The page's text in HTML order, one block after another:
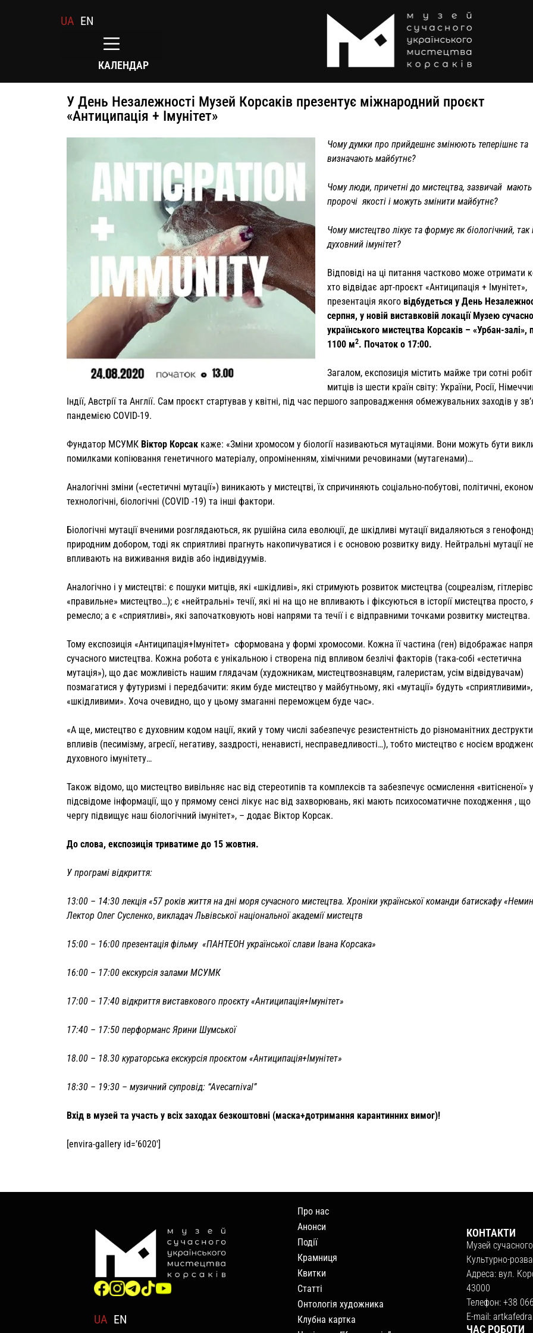
UA EN
КАЛЕНДАР
У День Незалежності Музей Корсаків презентує міжнародний проєкт
«Антиципація + Імунітет»
Чому думки про прийдешнє змінюють теперішнє та
визначають майбутнє?
Чому люди, причетні до мистецтва, зазвичай мають
пророчі якості і можуть змінити майбутнє?
Чому мистецтво лікує та формує як біологічний, так
духовний імунітет?
Відповіді на ці питання частково може отримати
хто відвідає арт-проєкт «Антиципація + Імунітет»,
презентація якого відбудеться у День
серпня, у новій виставковій локації Музею
українського мистецтва Корсаків – «Урбан-
1100 м2. Початок о 17:00.
Загалом, експозиція містить майже три сотні
митців із шести країн світу: України, Росії,
Індії, Австрії та Англії. Сам проєкт стартував у квітні, під час першого запровадження обмежувальних заходів у
пандемією COVID-19.
Фундатор МСУМК Віктор Корсак каже: «Зміни хромосом у біології називаються мутаціями. Вони можуть бути
помилками копіювання генетичного матеріалу, опроміненням, хімічними речовинами (мутагенами)…
Аналогічні зміни («естетичні мутації») виникають у мистецтві, їх спричиняють соціально-побутові, політичні,
технологічні, біологічні (COVID -19) та інші фактори.
Біологічні мутації вченими розглядаються, як рушійна сила еволюції, де шкідливі мутації видаляються з
природним добором, тоді як сприятливі прагнуть накопичуватися і є основою розвитку виду. Нейтральні мутації не
впливають на виживання видів або індивідуумів.
Аналогічно і у мистецтві: є пошуки митців, які «шкідливі», які стримують розвиток мистецтва (соцреалізм,
«правильне» мистецтво…); є «нейтральні» течії, які ні на що не впливають і фіксуються в історії мистецтва просто,
ремесло; а є «сприятливі», які започатковують нові напрями та течії і є відправними точками розвитку мистецтва.
Тому експозиція «Антиципація+Імунітет» сформована у формі хромосоми. Кожна її частина (ген) відображає
сучасного мистецтва. Кожна робота є унікальною і створена під впливом безлічі факторів (така-собі «естетична
мутація»), що дає можливість нашим глядачам (художникам, мистецтвознавцям, галеристам, усім відвідувачам)
позмагатися у футуризмі і передбачити: яким буде мистецтво у майбутньому, які «мутації» будуть «сприятливими»,
«шкідливими». Хоча очевидно, що у цьому змаганні переможцем буде час».
«А ще, мистецтво є духовним кодом нації, який у тому числі забезпечує резистентність до різноманітних
впливів (песимізму, агресії, негативу, заздрості, ненависті, несправедливості…), тобто мистецтво є носієм
духовного імунітету…
Також відомо, що мистецтво вивільняє нас від стереотипів та комплексів та забезпечує осмислення «витісненої» у
підсвідоме інформації, що у прямому сенсі лікує нас від захворювань, які мають психосоматичне походження ,
чергу підвищує наш біологічний імунітет», – додає Віктор Корсак.
До слова, експозиція триватиме до 15 жовтня.
У програмі відкриття:
13:00 – 14:30 лекція «57 років життя на дні моря сучасного мистецтва. Хроніки української команди батискафу
Лектор Олег Сусленко, викладач Львівської національної академії мистецтв
15:00 – 16:00 презентація фільму «ПАНТЕОН української слави Івана Корсака»
16:00 – 17:00 екскурсія залами МСУМК
17:00 – 17:40 відкриття виставкового проєкту «Антиципація+Імунітет»
17:40 – 17:50 перформанс Ярини Шумської
18.00 – 18.30 кураторська екскурсія проєктом «Антиципація+Імунітет»
18:30 – 19:30 – музичний супровід: “Avecarnival”
Вхід в музей та участь у всіх заходах безкоштовні (маска+дотримання карантинних вимог)!
[envira-gallery id=’6020′]
UA EN
Про нас
Анонси
Події
Крамниця
Квитки
Статті
Онтологія художника
Клубна картка
КОНТАКТИ
Музей
Культурно-
Адреса: вул.
43000
Телефон: +38
E-mail:
ЧАС РОБОТИ